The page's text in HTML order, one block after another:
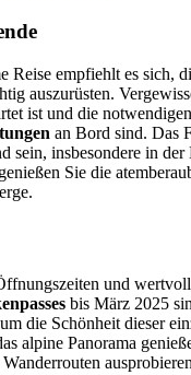
Reise empfiehlt es sich,
auszurüsten.
ist und die notwendigen
an Bord sind. Das
sein, insbesondere in der
Sie die
und
bis März 2025
die Schönheit dieser
alpine Panorama